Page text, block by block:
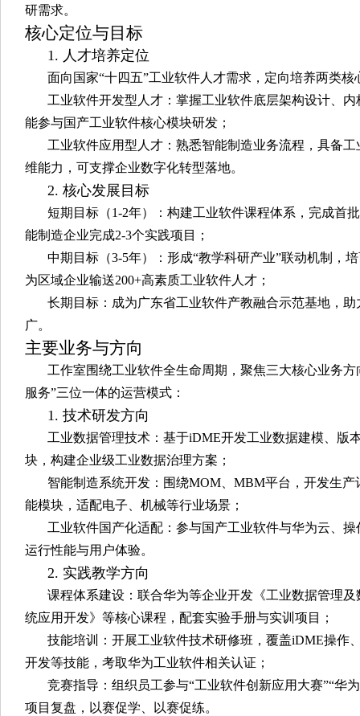
研需求。
核心定位与目标
1. 人才培养定位
面向国家“十四五”工业软件人才需求，定向培养两类核
工业软件开发型人才：掌握工业软件底层架构设计、
能参与国产工业软件核心模块研发；
工业软件应用型人才：熟悉智能制造业务流程，具备
维能力，可支撑企业数字化转型落地。
2. 核心发展目标
短期目标（1-2年）：构建工业软件课程体系，完成首
能制造企业完成2-3个实践项目；
中期目标（3-5年）：形成“教学科研产业”联动机制，
为区域企业输送200+高素质工业软件人才；
长期目标：成为广东省工业软件产教融合示范基地，
广。
主要业务与方向
工作室围绕工业软件全生命周期，聚焦三大核心业务
服务”三位一体的运营模式：
1. 技术研发方向
工业数据管理技术：基于iDME开发工业数据建模、版
块，构建企业级工业数据治理方案；
智能制造系统开发：围绕MOM、MBM平台，开发生
能模块，适配电子、机械等行业场景；
工业软件国产化适配：参与国产工业软件与华为云、
运行性能与用户体验。
2. 实践教学方向
课程体系建设：联合华为等企业开发《工业数据管理
统应用开发》等核心课程，配套实验手册与实训项目；
技能培训：开展工业软件技术研修班，覆盖iDME操作
开发等技能，考取华为工业软件相关认证；
竞赛指导：组织员工参与“工业软件创新应用大赛”“华
项目复盘，以赛促学、以赛促练。